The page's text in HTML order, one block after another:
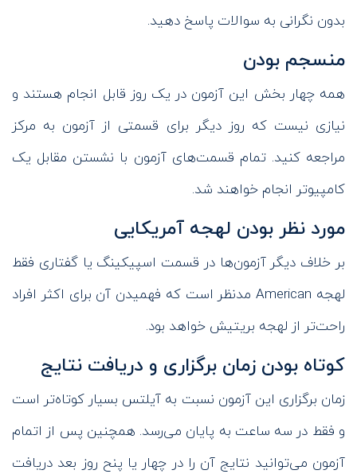
بدون نگرانی به سوالات پاسخ دهید.
منسجم بودن
همه چهار بخش این آزمون در یک روز قابل انجام هستند و
نیازی نیست که روز دیگر برای قسمتی از آزمون به مرکز
مراجعه کنید. تمام قسمت‌های آزمون با نشستن مقابل یک
کامپیوتر انجام خواهند شد.
مورد نظر بودن لهجه آمریکایی
بر خلاف دیگر آزمون‌ها در قسمت اسپیکینگ یا گفتاری فقط
لهجه American مدنظر است که فهمیدن آن برای اکثر افراد
راحت‌تر از لهجه بریتیش خواهد بود.
کوتاه بودن زمان برگزاری و دریافت نتایج
زمان برگزاری این آزمون نسبت به آیلتس بسیار کوتاه‌تر است
و فقط در سه ساعت به پایان می‌رسد. همچنین پس از اتمام
آزمون می‌توانید نتایج آن را در چهار یا پنح روز بعد دریافت